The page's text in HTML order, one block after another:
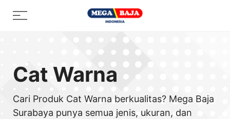
Menu
Cat Warna
Cari Produk Cat Warna berkualitas? Mega Baja
Surabaya punya semua jenis, ukuran, dan